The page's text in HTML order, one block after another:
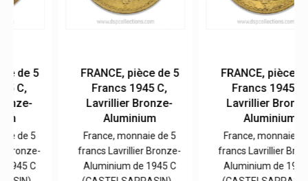
FRANCE, pièce de 5
Francs 1945 C,
Lavrillier Bronze-
Aluminium
France, monnaie de 5
francs Lavrillier Bronze-
Aluminium de 1945 C
FRANCE, pièce de 5
Francs 1945 C,
Lavrillier Bronze-
Aluminium
France, monnaie de 5
francs Lavrillier Bronze-
Aluminium de 1945 C